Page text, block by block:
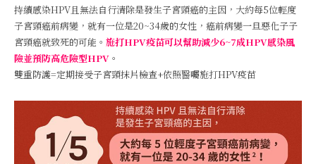
持續感染HPV且無法自行清除是發生子宮頸癌的主因，大約每5位輕度
子宮頸癌前病變，就有一位是20~34歲的女性，癌前病變一旦惡化子子
宮頸癌就致死的可能。 施打HPV疫苗可以幫助減少6~7成HPV感染風
險並預防高危險型HPV 。
雙重防護=定期接受子宮頸抹片檢查+依照醫囑施打HPV疫苗